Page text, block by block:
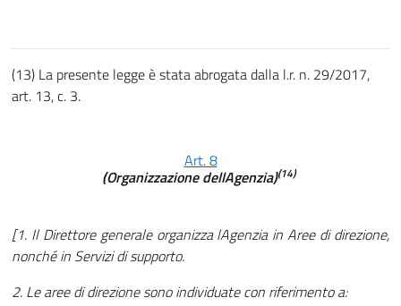
(13) La presente legge è stata abrogata dalla l.r. n. 29/2017,
art. 13, c. 3.
Art. 8
(Organizzazione dellAgenzia)(14)
[1. Il Direttore generale organizza lAgenzia in Aree di direzione,
nonché in Servizi di supporto.
2. Le aree di direzione sono individuate con riferimento a: